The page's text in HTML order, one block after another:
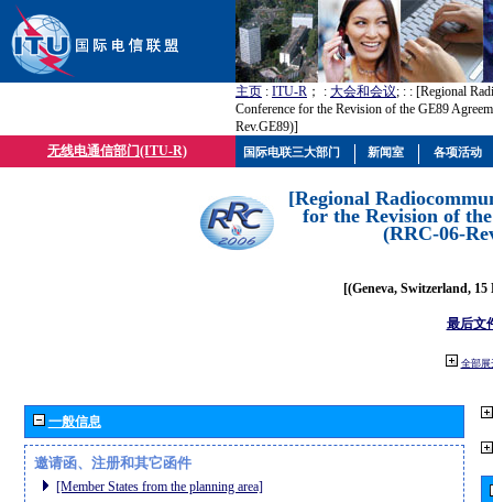
主页 : ITU-R ； : 大会和会议; : : [Regional
Conference for the Revision of the GE89
Rev.GE89)]
无线电通信部门(ITU-R)
[Regional
for the Revision of
(RRC-06-
[(Geneva, Switzerland, 15
最后文
全部展
一般信息
邀请函、注册和其它函件
[Member States from the planning area]
国际电联三大部门 新闻室 各项活动